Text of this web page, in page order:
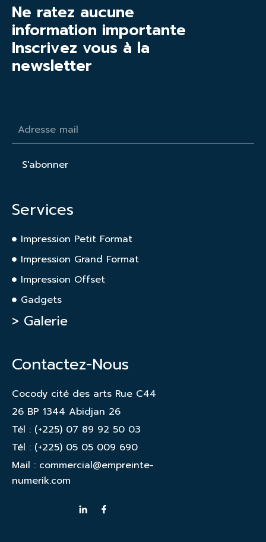
Ne ratez aucune
information importante
Inscrivez vous à la
newsletter
S'abonner
Services
Impression Petit Format
Impression Grand Format
Impression Offset
Gadgets
> Galerie
Contactez-Nous
Cocody cité des arts Rue C44
26 BP 1344 Abidjan 26
Tél : (+225) 07 89 92 50 03
Tél : (+225) 05 05 009 690
Mail : commercial@empreinte-
numerik.com